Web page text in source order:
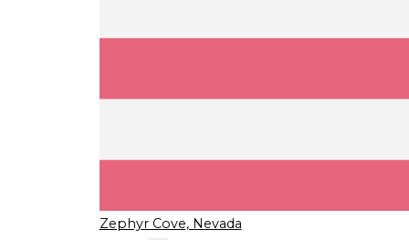
Zephyr Cove, Nevada